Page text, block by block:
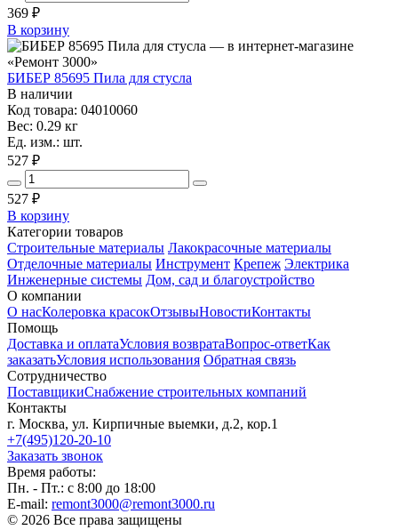
369 ₽
В корзину
БИБЕР 85695 Пила для стусла
В наличии
Код товара: 04010060
Вес: 0.29 кг
Ед. изм.: шт.
527 ₽
527 ₽
В корзину
Категории товаров
Строительные материалы Лакокрасочные материалы
Отделочные материалы Инструмент Крепеж Электрика
Инженерные системы Дом, сад и благоустройство
О компании
О насКолеровка красокОтзывыНовостиКонтакты
Помощь
Доставка и оплатаУсловия возвратаВопрос-ответКак
заказатьУсловия использования Обратная связь
Сотрудничество
ПоставщикиСнабжение строительных компаний
Контакты
г. Москва, ул. Кирпичные выемки, д.2, кор.1
+7(495)120-20-10
Заказать звонок
Время работы:
Пн. - Пт.: с 8:00 до 18:00
E-mail: remont3000@remont3000.ru
© 2026 Все права защищены